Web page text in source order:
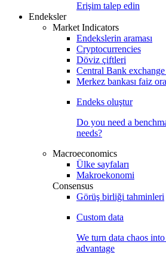
Erişim talep edin
Endeksler
Market Indicators
Endekslerin araması
Cryptocurrencies
Döviz çiftleri
Central Bank exchange
Merkez bankası faiz
Endeks oluştur
Do you need a
needs?
Macroeconomics
Ülke sayfaları
Makroekonomi
Consensus
Görüş birliği tahminleri
Custom data
We turn data chaos
advantage